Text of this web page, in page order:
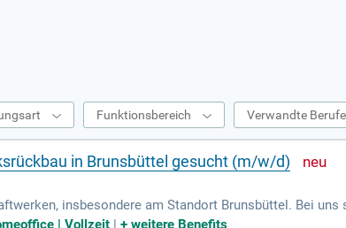
Funktionsbereich Verwandte Berufe
in Brunsbüttel gesucht (m/w/d)
insbesondere am Standort Brunsbüttel. Bei
Arbeitsbedingungen zu gewährleisten. In dieser
| Vollzeit |+weitere Benefits